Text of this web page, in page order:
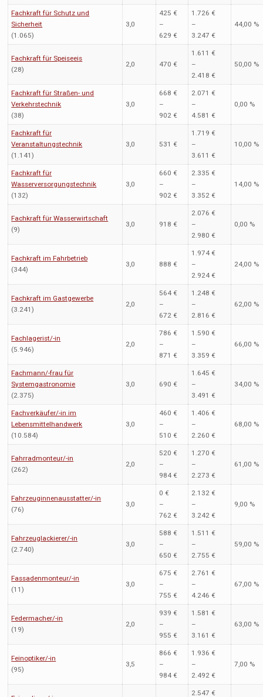
Fachkraft für Schutz und
Sicherheit
(1.065)
3,0
425 €
–
629 €
1.726 €
–
3.247 €
44,00 %
Fachkraft für Speiseeis
(28)
2,0 470 €
1.611 €
–
2.418 €
50,00 %
Fachkraft für Straßen- und
Verkehrstechnik
(38)
3,0
668 €
–
902 €
2.071 €
–
4.581 €
0,00 %
Fachkraft für
Veranstaltungstechnik
(1.141)
3,0 531 €
1.719 €
–
3.611 €
10,00 %
Fachkraft für
Wasserversorgungstechnik
(132)
3,0
660 €
–
902 €
2.335 €
–
3.352 €
14,00 %
Fachkraft für Wasserwirtschaft
(9)
3,0 918 €
2.076 €
–
2.980 €
0,00 %
Fachkraft im Fahrbetrieb
(344)
3,0 888 €
1.974 €
–
2.924 €
24,00 %
Fachkraft im Gastgewerbe
(3.241)
2,0
564 €
–
672 €
1.248 €
–
2.816 €
62,00 %
Fachlagerist/-in
(5.946)
2,0
786 €
–
871 €
1.590 €
–
3.359 €
66,00 %
Fachmann/-frau für
Systemgastronomie
(2.375)
3,0 690 €
1.645 €
–
3.491 €
34,00 %
Fachverkäufer/-in im
Lebensmittelhandwerk
(10.584)
3,0
460 €
–
510 €
1.406 €
–
2.260 €
68,00 %
Fahrradmonteur/-in
(262)
2,0
520 €
–
984 €
1.270 €
–
2.273 €
61,00 %
Fahrzeuginnenausstatter/-in
(76)
3,0
0 €
–
762 €
2.132 €
–
3.242 €
9,00 %
Fahrzeuglackierer/-in
(2.740)
3,0
588 €
–
650 €
1.511 €
–
2.755 €
59,00 %
Fassadenmonteur/-in
(11)
3,0
675 €
–
755 €
2.761 €
–
4.246 €
67,00 %
Federmacher/-in
(19)
2,0
939 €
–
955 €
1.581 €
–
3.161 €
63,00 %
Feinoptiker/-in
(95)
3,5
866 €
–
984 €
1.936 €
–
2.492 €
7,00 %
2.547 €